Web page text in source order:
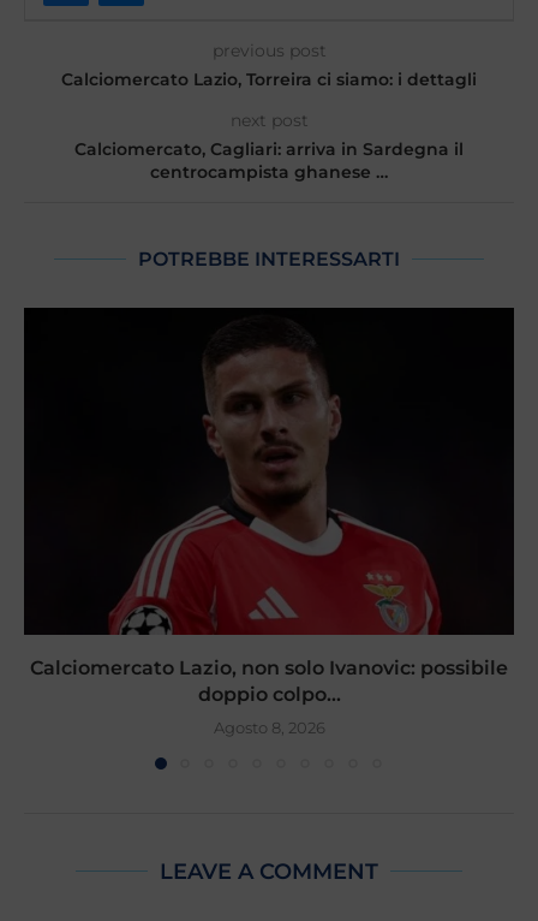
previous post
Calciomercato Lazio, Torreira ci siamo: i dettagli
next post
Calciomercato, Cagliari: arriva in Sardegna il
centrocampista ghanese …
POTREBBE INTERESSARTI
Calciomercato Lazio, non solo Ivanovic: possibile
doppio colpo...
Agosto 8, 2026
LEAVE A COMMENT